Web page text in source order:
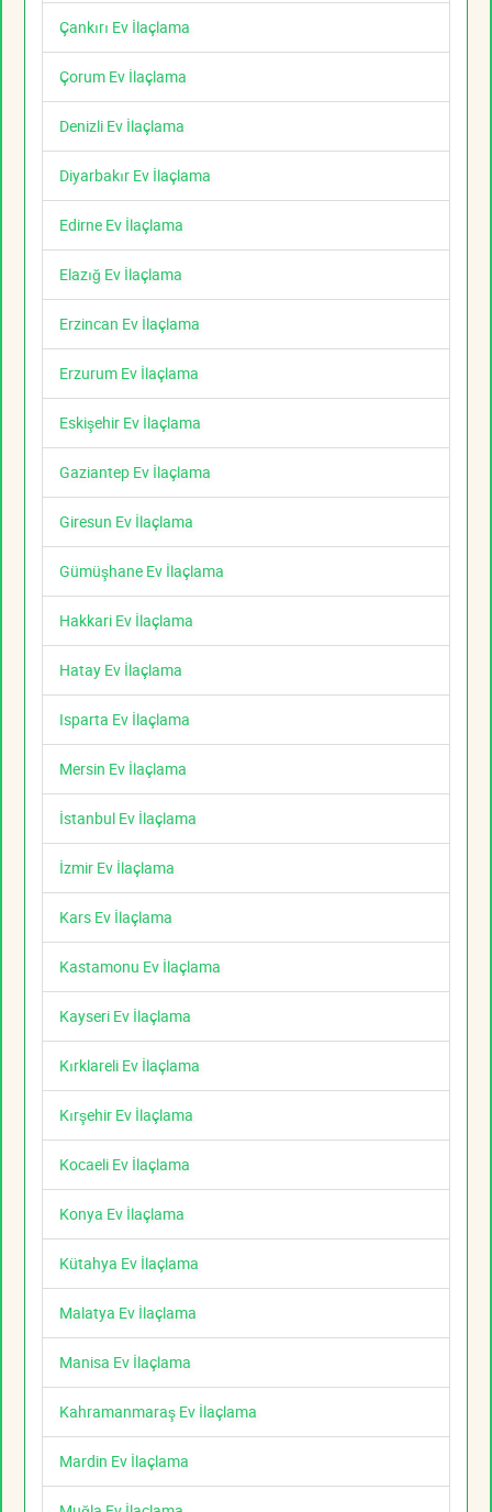
Çankırı Ev İlaçlama
Çorum Ev İlaçlama
Denizli Ev İlaçlama
Diyarbakır Ev İlaçlama
Edirne Ev İlaçlama
Elazığ Ev İlaçlama
Erzincan Ev İlaçlama
Erzurum Ev İlaçlama
Eskişehir Ev İlaçlama
Gaziantep Ev İlaçlama
Giresun Ev İlaçlama
Gümüşhane Ev İlaçlama
Hakkari Ev İlaçlama
Hatay Ev İlaçlama
Isparta Ev İlaçlama
Mersin Ev İlaçlama
İstanbul Ev İlaçlama
İzmir Ev İlaçlama
Kars Ev İlaçlama
Kastamonu Ev İlaçlama
Kayseri Ev İlaçlama
Kırklareli Ev İlaçlama
Kırşehir Ev İlaçlama
Kocaeli Ev İlaçlama
Konya Ev İlaçlama
Kütahya Ev İlaçlama
Malatya Ev İlaçlama
Manisa Ev İlaçlama
Kahramanmaraş Ev İlaçlama
Mardin Ev İlaçlama